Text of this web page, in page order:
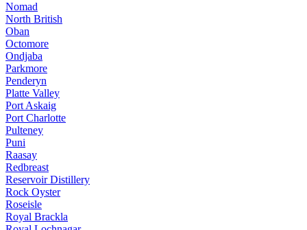
Nomad
North British
Oban
Octomore
Ondjaba
Parkmore
Penderyn
Platte Valley
Port Askaig
Port Charlotte
Pulteney
Puni
Raasay
Redbreast
Reservoir Distillery
Rock Oyster
Roseisle
Royal Brackla